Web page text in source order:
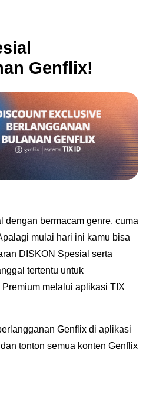
Genflix!
dengan bermacam genre, cuma
mulai hari ini kamu bisa
DISKON Spesial serta
tertentu untuk
melalui aplikasi TIX
Genflix di aplikasi
tonton semua konten Genflix